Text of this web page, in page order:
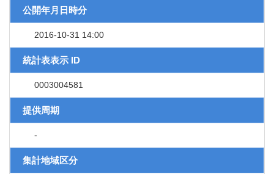
公開年月日時分
2016-10-31 14:00
統計表表示 ID
0003004581
提供周期
-
集計地域区分